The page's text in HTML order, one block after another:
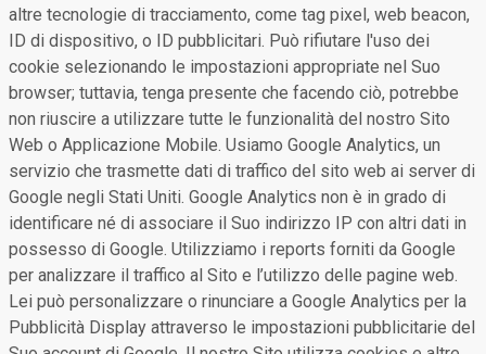
altre tecnologie di tracciamento, come tag pixel, web beacon,
ID di dispositivo, o ID pubblicitari. Può rifiutare l'uso dei
cookie selezionando le impostazioni appropriate nel Suo
browser; tuttavia, tenga presente che facendo ciò, potrebbe
non riuscire a utilizzare tutte le funzionalità del nostro Sito
Web o Applicazione Mobile. Usiamo Google Analytics, un
servizio che trasmette dati di traffico del sito web ai server di
Google negli Stati Uniti. Google Analytics non è in grado di
identificare né di associare il Suo indirizzo IP con altri dati in
possesso di Google. Utilizziamo i reports forniti da Google
per analizzare il traffico al Sito e l’utilizzo delle pagine web.
Lei può personalizzare o rinunciare a Google Analytics per la
Pubblicità Display attraverso le impostazioni pubblicitarie del